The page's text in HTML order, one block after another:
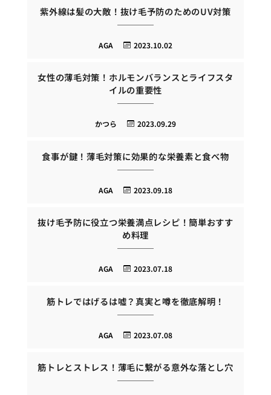
紫外線は髪の大敵！抜け毛予防のためのUV対策
2023.10.02
AGA
女性の薄毛対策！ホルモンバランスとライフスタ
イルの重要性
2023.09.29
かつら
食事が鍵！薄毛対策に効果的な栄養素と食べ物
2023.09.18
AGA
抜け毛予防に役立つ栄養満点レシピ！簡単おすす
め料理
2023.07.18
AGA
筋トレではげるは嘘？真実と噂を徹底解明！
2023.07.08
AGA
筋トレとストレス！薄毛に繋がる意外な落とし穴